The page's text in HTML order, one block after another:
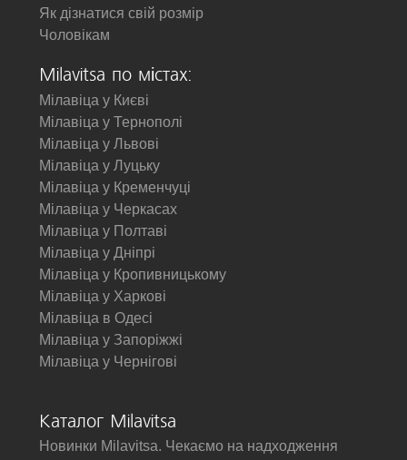
Як дізнатися свій розмір
Чоловікам
Milavitsa по містах:
Мілавіца у Києві
Мілавіца у Тернополі
Мілавіца у Львові
Мілавіца у Луцьку
Мілавіца у Кременчуці
Мілавіца у Черкасах
Мілавіца у Полтаві
Мілавіца у Дніпрі
Мілавіца у Кропивницькому
Мілавіца у Харкові
Мілавіца в Одесі
Мілавіца у Запоріжжі
Мілавіца у Чернігові
Каталог Milavitsa
Новинки Milavitsa. Чекаємо на надходження